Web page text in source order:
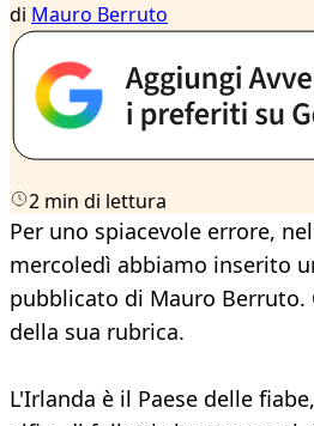
di Mauro Berruto
2 min di lettura
Per uno spiacevole errore,
mercoledì abbiamo inserito
pubblicato di Mauro
della sua rubrica.
L'Irlanda è il Paese delle